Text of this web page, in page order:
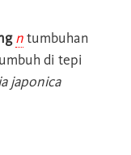
ntumbuhan
di tepi
japonica